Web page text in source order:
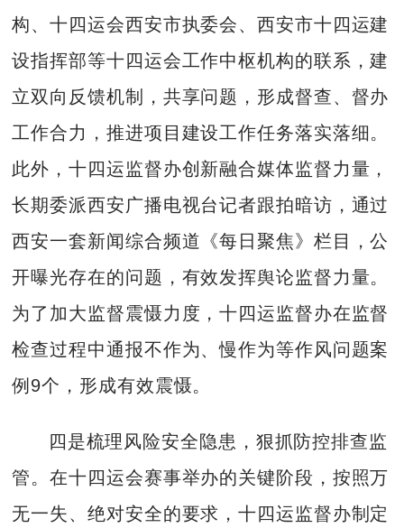
构、十四运会西安市执委会、西安市十四运建
设指挥部等十四运会工作中枢机构的联系，建
立双向反馈机制，共享问题，形成督查、督办
工作合力，推进项目建设工作任务落实落细。
此外，十四运监督办创新融合媒体监督力量，
长期委派西安广播电视台记者跟拍暗访，通过
西安一套新闻综合频道《每日聚焦》栏目，公
开曝光存在的问题，有效发挥舆论监督力量。
为了加大监督震慑力度，十四运监督办在监督
检查过程中通报不作为、慢作为等作风问题案
例9个，形成有效震慑。
四是梳理风险安全隐患，狠抓防控排查监
管。在十四运会赛事举办的关键阶段，按照万
无一失、绝对安全的要求，十四运监督办制定